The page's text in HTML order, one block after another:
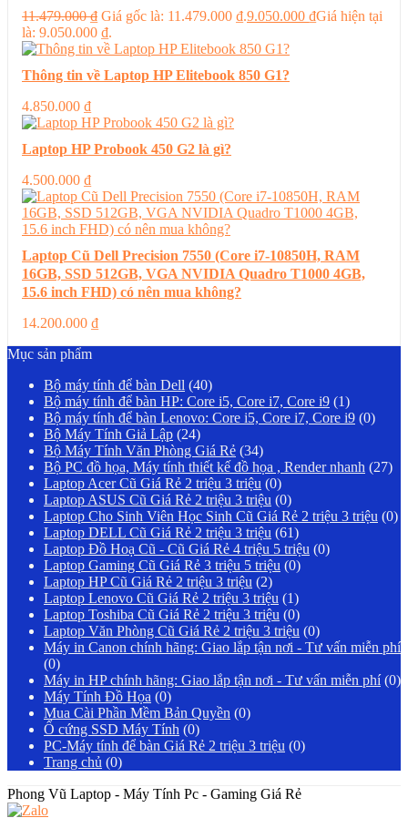
11.479.000₫ Giá gốc là: 11.479.000 ₫.9.050.000 ₫Giá hiện tại
là: 9.050.000 ₫.
Thông tin về Laptop HP Elitebook 850 G1?
4.850.000 ₫
Laptop HP Probook 450 G2 là gì?
4.500.000 ₫
Laptop Cũ Dell Precision 7550 (Core i7-10850H, RAM
16GB, SSD 512GB, VGA NVIDIA Quadro T1000 4GB,
15.6 inch FHD) có nên mua không?
14.200.000 ₫
Mục sản phẩm
Bộ máy tính để bàn Dell (40)
Bộ máy tính để bàn HP: Core i5, Core i7, Core i9 (1)
Bộ máy tính để bàn Lenovo: Core i5, Core i7, Core i9 (0)
Bộ Máy Tính Giả Lập (24)
Bộ Máy Tính Văn Phòng Giá Rẻ (34)
Bộ PC đồ họa, Máy tính thiết kế đồ họa , Render nhanh (27)
Laptop Acer Cũ Giá Rẻ 2 triệu 3 triệu (0)
Laptop ASUS Cũ Giá Rẻ 2 triệu 3 triệu (0)
Laptop Cho Sinh Viên Học Sinh Cũ Giá Rẻ 2 triệu 3 triệu (0)
Laptop DELL Cũ Giá Rẻ 2 triệu 3 triệu (61)
Laptop Đồ Hoạ Cũ - Cũ Giá Rẻ 4 triệu 5 triệu (0)
Laptop Gaming Cũ Giá Rẻ 3 triệu 5 triệu (0)
Laptop HP Cũ Giá Rẻ 2 triệu 3 triệu (2)
Laptop Lenovo Cũ Giá Rẻ 2 triệu 3 triệu (1)
Laptop Toshiba Cũ Giá Rẻ 2 triệu 3 triệu (0)
Laptop Văn Phòng Cũ Giá Rẻ 2 triệu 3 triệu (0)
Máy in Canon chính hãng: Giao lắp tận nơi - Tư vấn miễn phí
(0)
Máy in HP chính hãng: Giao lắp tận nơi - Tư vấn miễn phí (0)
Máy Tính Đồ Họa (0)
Mua Cài Phần Mềm Bản Quyền (0)
Ổ cứng SSD Máy Tính (0)
PC-Máy tính để bàn Giá Rẻ 2 triệu 3 triệu (0)
Trang chủ (0)
Phong Vũ Laptop - Máy Tính Pc - Gaming Giá Rẻ